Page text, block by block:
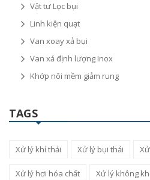
Vật tư Lọc bụi
Linh kiện quạt
Van xoay xả bụi
Van xả định lượng Inox
Khớp nôi mềm giảm rung
TAGS
Xử lý khí thải Xử lý bụi thải
Xử lý hơi hóa chất Xử lý không